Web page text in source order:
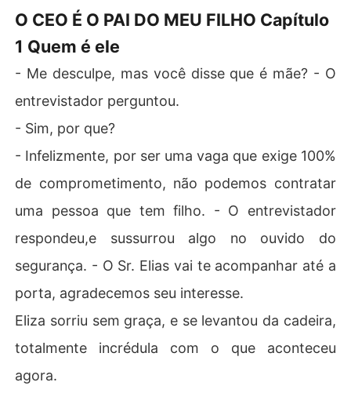
O CEO É O PAI DO MEU FILHO Capítulo
1 Quem é ele
- Me desculpe, mas você disse que é mãe? - O
entrevistador perguntou.
- Sim, por que?
- Infelizmente, por ser uma vaga que exige 100%
de comprometimento, não podemos contratar
uma pessoa que tem filho. - O entrevistador
respondeu,e sussurrou algo no ouvido do
segurança. - O Sr. Elias vai te acompanhar até a
porta, agradecemos seu interesse.
Eliza sorriu sem graça, e se levantou da cadeira,
totalmente incrédula com o que aconteceu
agora.